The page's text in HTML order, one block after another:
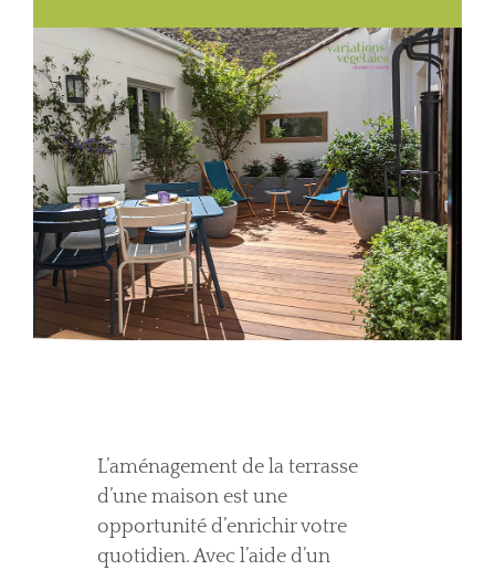
L’aménagement de la terrasse
d’une maison est une
opportunité d’enrichir votre
quotidien. Avec l’aide d’un